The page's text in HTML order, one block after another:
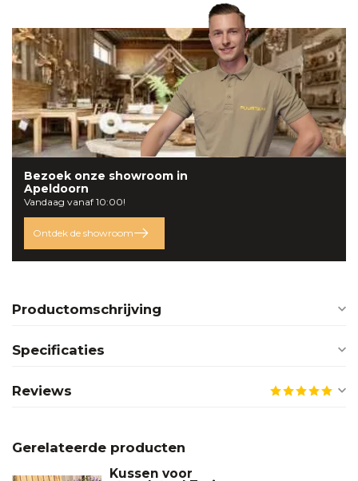
Bezoek onze showroom in
Apeldoorn
Vandaag vanaf 10:00!
Ontdek de showroom
Productomschrijving
Specificaties
Reviews
Gerelateerde producten
Kussen voor